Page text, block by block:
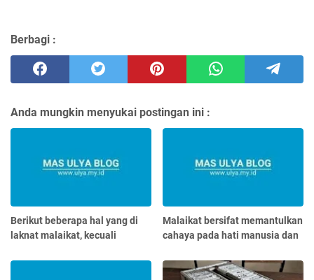
Berbagi :
Anda mungkin menyukai postingan ini :
Berikut beberapa hal yang di
laknat malaikat, kecuali
Malaikat bersifat memantulkan
cahaya pada hati manusia dan